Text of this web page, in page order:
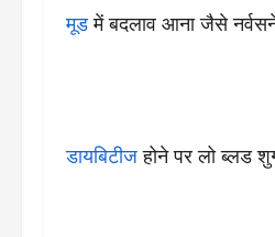
मूडमें बदलाव आना जैसे
डायबिटीजहोने पर लो ब्लड